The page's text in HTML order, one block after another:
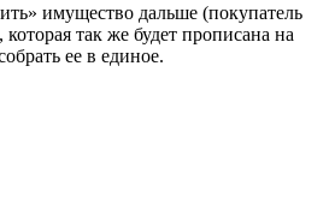
имущество дальше (покупатель
так же будет прописана на
ее в единое.